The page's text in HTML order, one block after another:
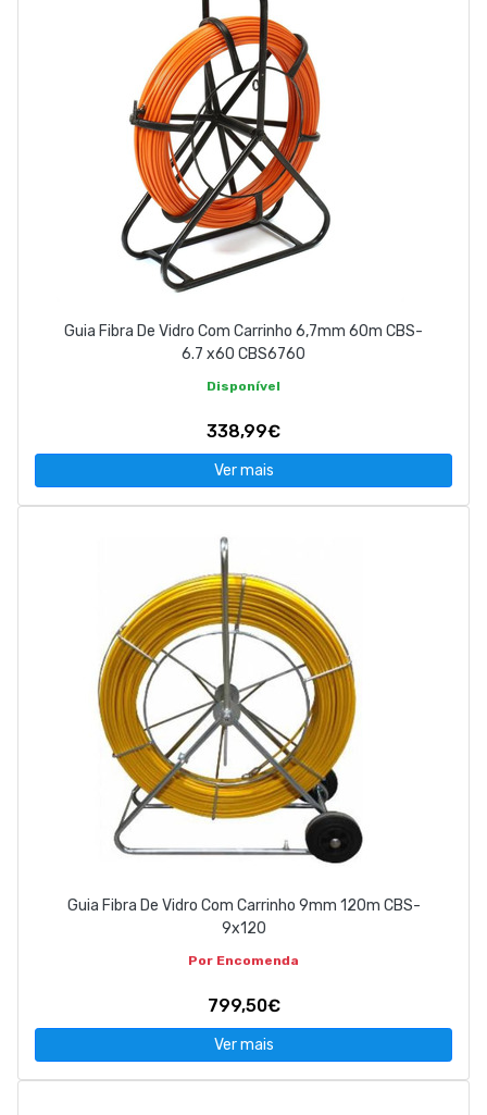
Guia Fibra De Vidro Com Carrinho 6,7mm 60m CBS-
6.7 x60 CBS6760
Disponível
338,99€
Ver mais
Guia Fibra De Vidro Com Carrinho 9mm 120m CBS-
9x120
Por Encomenda
799,50€
Ver mais